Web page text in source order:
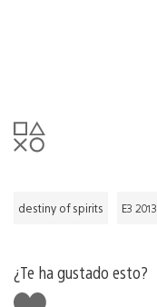
destiny of spirits E3 2013
¿Te ha gustado esto?
Me